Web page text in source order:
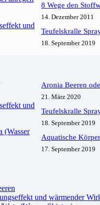
8 Wege den
14. Dezember 2011
Teufelskralle
18. September 2019
Aronia Beeren
21. März 2020
Teufelskralle
18. September 2019
Aquatische
17. September 2019
und wärmender